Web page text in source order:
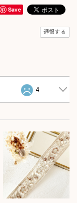
Save
通報する
4